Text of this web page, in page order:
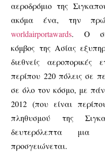
αεροδρόμιο της
ακόμα ένα, την
worldairportawards. Ο
κόμβος της Ασίας
διεθνείς αεροπορικές
περίπου 220 πόλεις σε
σε όλο τον κόσμο, με
2012 (που είναι
πληθυσμού της
δευτερόλεπτα μια
προσγειώνεται.